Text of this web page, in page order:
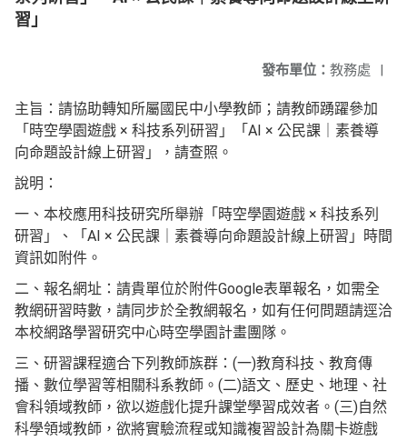
習」
發布單位： 教務處 |
主旨：請協助轉知所屬國民中小學教師；請教師踴躍參加
「時空學園遊戲 × 科技系列研習」「AI × 公民課｜素養導
向命題設計線上研習」，請查照。
說明：
一、本校應用科技研究所舉辦「時空學園遊戲 × 科技系列
研習」、「AI × 公民課｜素養導向命題設計線上研習」時間
資訊如附件。
二、報名網址：請貴單位於附件Google表單報名，如需全
教網研習時數，請同步於全教網報名，如有任何問題請逕洽
本校網路學習研究中心時空學園計畫團隊。
三、研習課程適合下列教師族群：(一)教育科技、教育傳
播、數位學習等相關科系教師。(二)語文、歷史、地理、社
會科領域教師，欲以遊戲化提升課堂學習成效者。(三)自然
科學領域教師，欲將實驗流程或知識複習設計為關卡遊戲